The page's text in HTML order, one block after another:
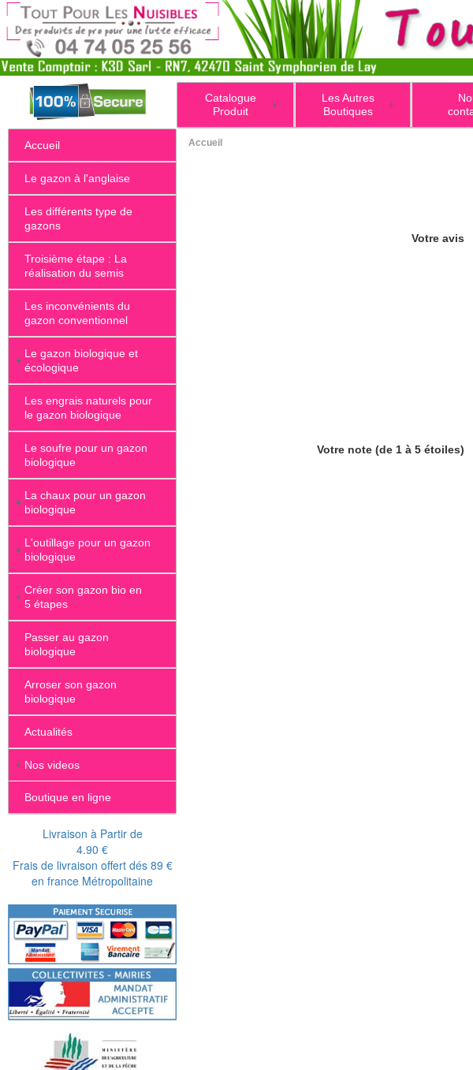
+
Catalogue
Produit
+
Les Autres
Boutiques
Accueil
Le gazon à l'anglaise
Les différents type de
gazons
Troisième étape : La
réalisation du semis
Les inconvénients du
gazon conventionnel
+
Le gazon biologique et
écologique
Les engrais naturels pour
le gazon biologique
Le soufre pour un gazon
biologique
+
La chaux pour un gazon
biologique
+
L'outillage pour un gazon
biologique
+
Créer son gazon bio en
5 étapes
Passer au gazon
biologique
Arroser son gazon
biologique
Actualités
+ Nos videos
Boutique en ligne
Livraison à Partir de
4.90 €
Frais de livraison offert dés 89 €
en france Métropolitaine
Accueil
Votre avis
Votre note (de 1 à 5 étoiles)